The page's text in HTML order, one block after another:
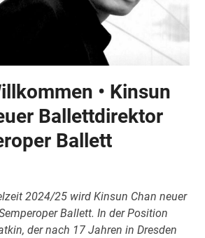
• Kinsun
Ballettdirektor
Ballett
2024/25 wird Kinsun Chan neuer
Ballett. In der Position
der nach 17 Jahren in Dresden